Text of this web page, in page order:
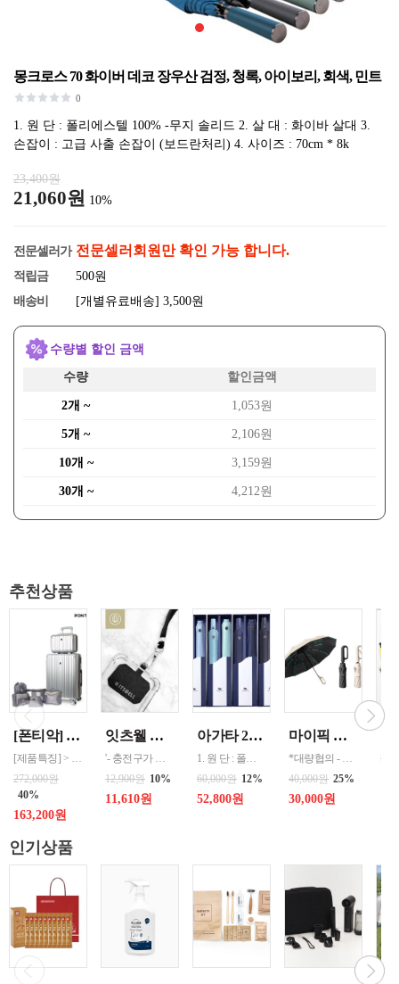
몽크로스 70 화이버 데코 장우산 검정, 청록, 아이보리, 회색, 민트
0
1. 원 단 : 폴리에스텔 100% -무지 솔리드 2. 살 대 : 화이바 살대 3.
손잡이 : 고급 사출 손잡이 (보드란처리) 4. 사이즈 : 70cm * 8k
23,400원
21,060원 10%
전문셀러가 전문셀러회원만 확인 가능 합니다.
적립금
500원
배송비
[개별유료배송] 3,500원
수량별 할인 금액
수량 할인금액
2개 ~ 1,053원
5개 ~ 2,106원
10개 ~ 3,159원
30개 ~ 4,212원
추천상품
[폰티악] 테스 메탈PC 여행용캐리어24인치 +레디백+파우치5종 [제품구성] > 화물용(24인치), 레디백(14인치), 파우치5종 [제품사양] > 재질: 캐
272,000원
40%
163,200원
잇츠웰 크로스바디 폰스트랩
12,900원 10%
11,610원
아가타 23단 팬던트 슬림암막 우양산 세트 (UV코팅) 4가지색상 선택
60,000원 12%
52,800원
마이픽 로웰 이지버클 완자동 양우산 /화이트 / 블랙 선택
40,000원 25%
30,000원
인기상품